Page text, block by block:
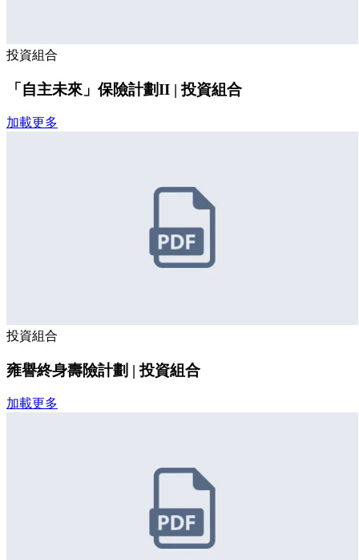
投資組合
「自主未來」保險計劃II | 投資組合
加載更多
投資組合
雍譽終身壽險計劃 | 投資組合
加載更多